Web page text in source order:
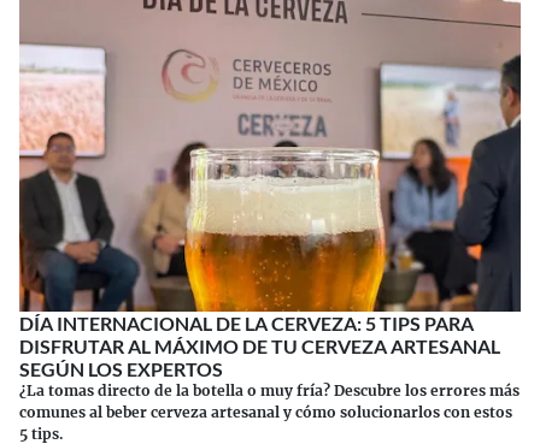
DÍA INTERNACIONAL DE LA CERVEZA: 5 TIPS PARA
DISFRUTAR AL MÁXIMO DE TU CERVEZA ARTESANAL
SEGÚN LOS EXPERTOS
¿La tomas directo de la botella o muy fría? Descubre los errores más
comunes al beber cerveza artesanal y cómo solucionarlos con estos
5 tips.